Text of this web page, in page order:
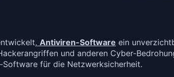
Antiviren-Software ein
und anderen Cyber-
für die Netzwerksicherheit.